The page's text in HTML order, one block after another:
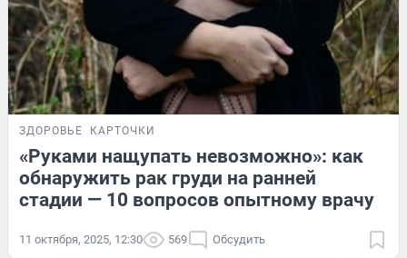
ЗДОРОВЬЕ КАРТОЧКИ
«Руками нащупать невозможно»: как
обнаружить рак груди на ранней
стадии — 10 вопросов опытному врачу
11 октября, 2025, 12:30 569 Обсудить